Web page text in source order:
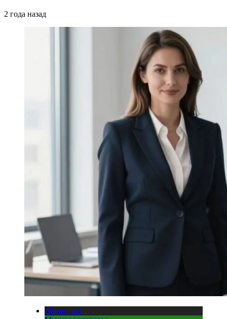
2 года назад
Медицина